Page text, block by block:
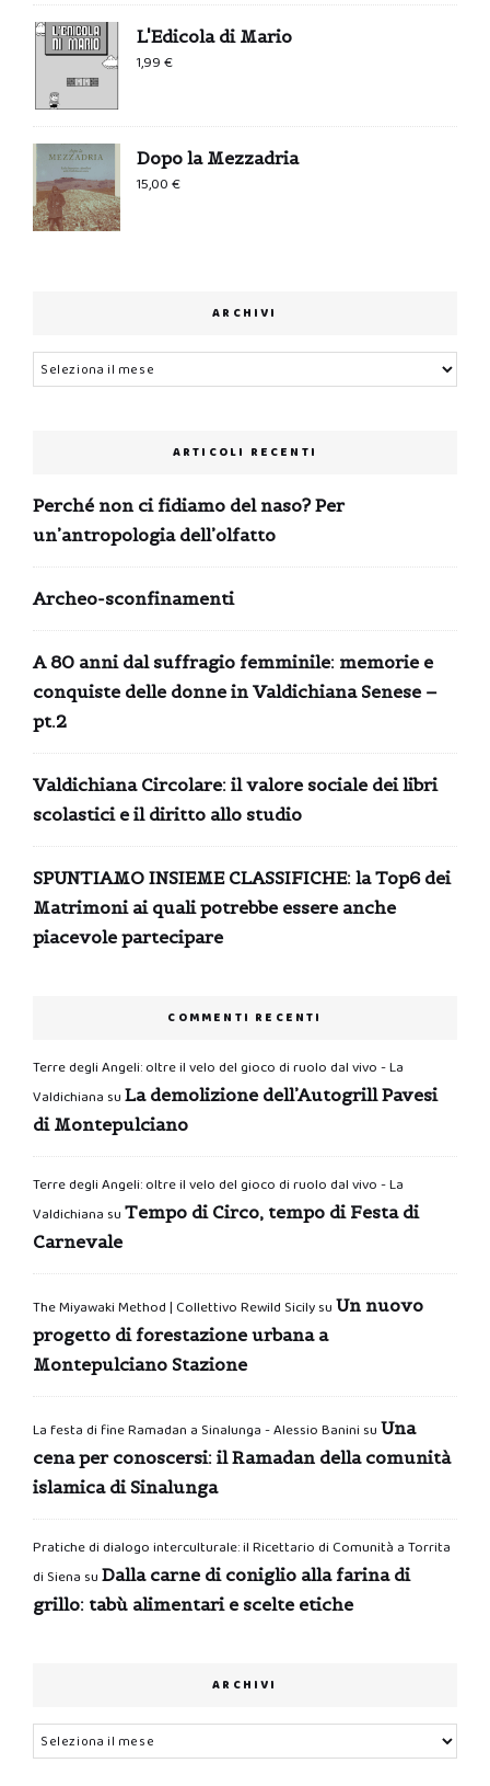
L'Edicola di Mario
1,99€
Dopo la Mezzadria
15,00€
ARCHIVI
Archivi
ARTICOLI RECENTI
Perché non ci fidiamo del naso? Per
un’antropologia dell’olfatto
Archeo-sconfinamenti
A 80 anni dal suffragio femminile: memorie e
conquiste delle donne in Valdichiana Senese –
pt.2
Valdichiana Circolare: il valore sociale dei libri
scolastici e il diritto allo studio
SPUNTIAMO INSIEME CLASSIFICHE: la Top6 dei
Matrimoni ai quali potrebbe essere anche
piacevole partecipare
COMMENTI RECENTI
Terre degli Angeli: oltre il velo del gioco di ruolo dal vivo - La
Valdichiana su La demolizione dell’Autogrill Pavesi
di Montepulciano
Terre degli Angeli: oltre il velo del gioco di ruolo dal vivo - La
Valdichiana su Tempo di Circo, tempo di Festa di
Carnevale
The Miyawaki Method | Collettivo Rewild Sicilysu Un nuovo
progetto di forestazione urbana a
Montepulciano Stazione
La festa di fine Ramadan a Sinalunga - Alessio Banini su Una
cena per conoscersi: il Ramadan della comunità
islamica di Sinalunga
Pratiche di dialogo interculturale: il Ricettario di Comunità a Torrita
di Siena su Dalla carne di coniglio alla farina di
grillo: tabù alimentari e scelte etiche
ARCHIVI
Archivi